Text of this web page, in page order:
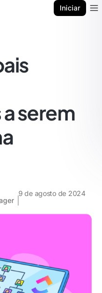
Iniciar
serem
9 de agosto de 2024